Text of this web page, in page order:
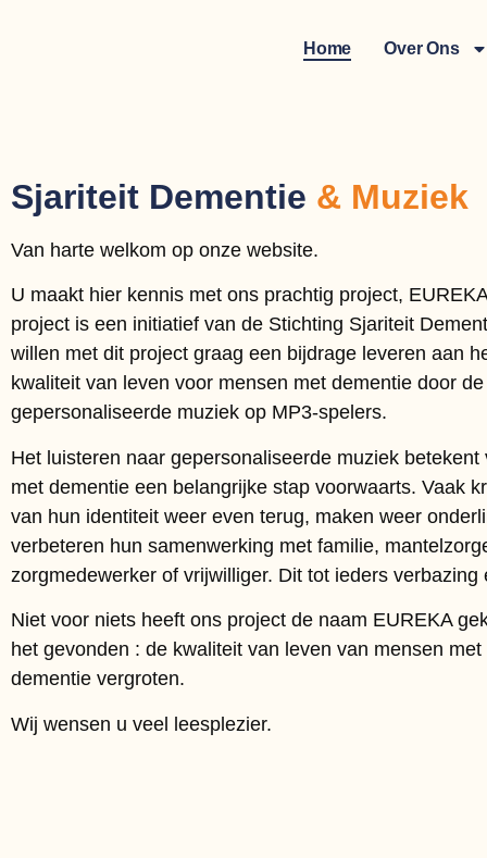
Home Over Ons
Sjariteit Dementie & Muziek
Van harte welkom op onze website.
U maakt hier kennis met ons prachtig project,
project is een initiatief van de Stichting Sjariteit
willen met dit project graag een bijdrage leveren aan
kwaliteit van leven voor mensen met dementie door
gepersonaliseerde muziek op MP3-spelers.
Het luisteren naar gepersonaliseerde muziek betekent
met dementie een belangrijke stap voorwaarts. Vaak
van hun identiteit weer even terug, maken weer
verbeteren hun samenwerking met familie,
zorgmedewerker of vrijwilliger. Dit tot ieders verbazing
Niet voor niets heeft ons project de naam EUREKA
het gevonden : de kwaliteit van leven van mensen
dementie vergroten.
Wij wensen u veel leesplezier.